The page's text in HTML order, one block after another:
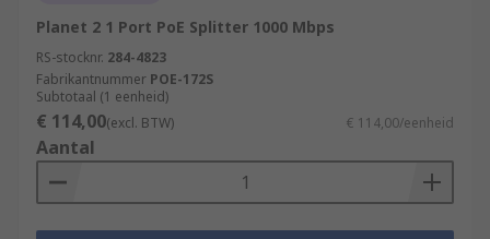
Planet 2 1 Port PoE Splitter 1000 Mbps
RS-stocknr. 284-4823
Fabrikantnummer POE-172S
Subtotaal (1 eenheid)
€ 114,00(excl. BTW) € 114,00/eenheid
Aantal